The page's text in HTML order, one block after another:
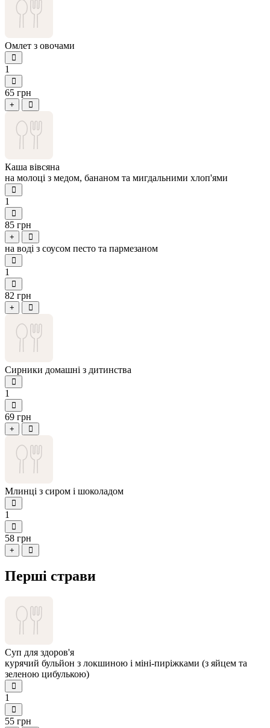
Омлет з овочами
1
65 грн
+
Каша вівсяна
на молоці з медом, бананом та мигдальними хлоп'ями
1
85 грн
+
на воді з соусом песто та пармезаном
1
82 грн
+
Сирники домашні з дитинства
1
69 грн
+
Млинці з сиром і шоколадом
1
58 грн
+
Перші страви
Суп для здоров'я
курячий бульйон з локшиною і міні-пиріжками (з яйцем та
зеленою цибулькою)
1
55 грн